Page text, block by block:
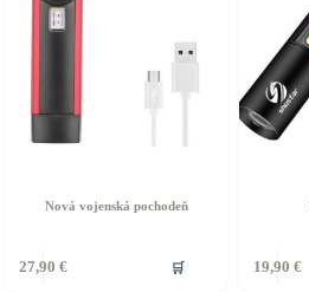
Nová vojenská pochodeň
27,90 € 🛒 19,90 €